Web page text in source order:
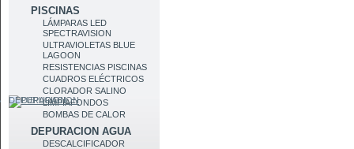
DEPURACION
PISCINAS
LÁMPARAS LED
SPECTRAVISION
ULTRAVIOLETAS BLUE
LAGOON
RESISTENCIAS PISCINAS
CUADROS ELÉCTRICOS
CLORADOR SALINO
LIMPIAFONDOS
BOMBAS DE CALOR
DEPURACION AGUA
DESCALCIFICADOR